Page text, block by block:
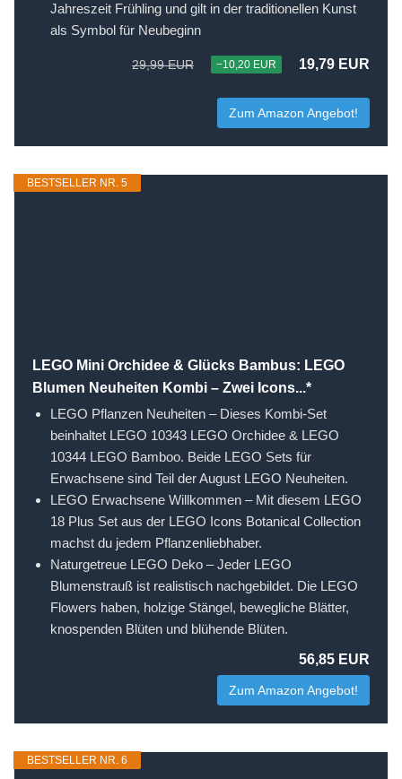
Jahreszeit Frühling und gilt in der traditionellen Kunst
als Symbol für Neubeginn
29,99 EUR −10,20 EUR 19,79 EUR
Zum Amazon Angebot!
BESTSELLER NR. 5
LEGO Mini Orchidee & Glücks Bambus: LEGO
Blumen Neuheiten Kombi – Zwei Icons...*
LEGO Pflanzen Neuheiten – Dieses Kombi-Set
beinhaltet LEGO 10343 LEGO Orchidee & LEGO
10344 LEGO Bamboo. Beide LEGO Sets für
Erwachsene sind Teil der August LEGO Neuheiten.
LEGO Erwachsene Willkommen – Mit diesem LEGO
18 Plus Set aus der LEGO Icons Botanical Collection
machst du jedem Pflanzenliebhaber.
Naturgetreue LEGO Deko – Jeder LEGO
Blumenstrauß ist realistisch nachgebildet. Die LEGO
Flowers haben, holzige Stängel, bewegliche Blätter,
knospenden Blüten und blühende Blüten.
56,85 EUR
Zum Amazon Angebot!
BESTSELLER NR. 6